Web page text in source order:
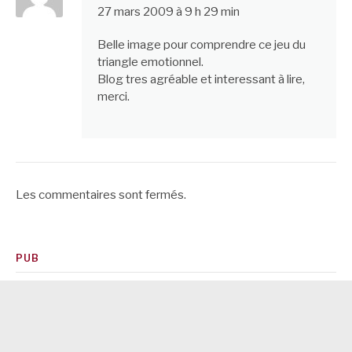
27 mars 2009 à 9 h 29 min
Belle image pour comprendre ce jeu du
triangle emotionnel.
Blog tres agréable et interessant à lire,
merci.
Les commentaires sont fermés.
PUB